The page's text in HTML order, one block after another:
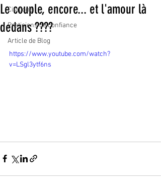
Citations
Praticiens de confiance
Article de Blog
Le couple, encore... et l'amour là
dedans ????
https://www.youtube.com/watch?
v=LSgl3ytf6ns